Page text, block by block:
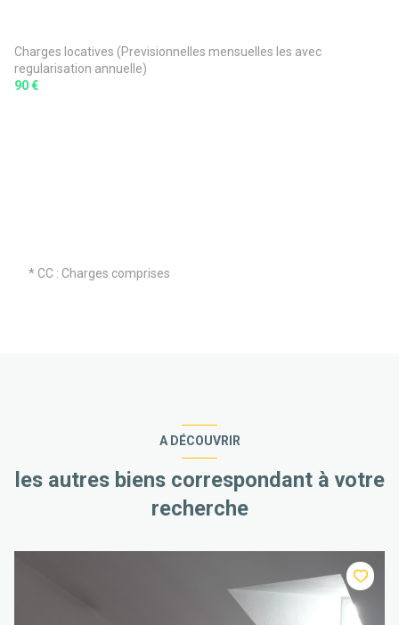
Charges locatives (Previsionnelles mensuelles les avec
regularisation annuelle)
90 €
* CC : Charges comprises
A DÉCOUVRIR
les autres biens correspondant à votre
recherche